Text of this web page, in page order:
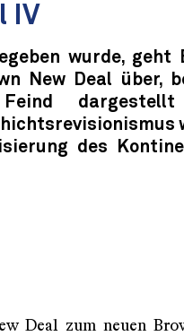
IV
wurde, geht
New Deal über,
des
Deal zum neuen